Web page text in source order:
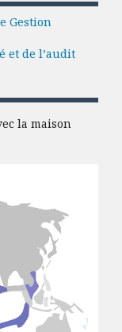
Gestion
et de l’audit
la maison